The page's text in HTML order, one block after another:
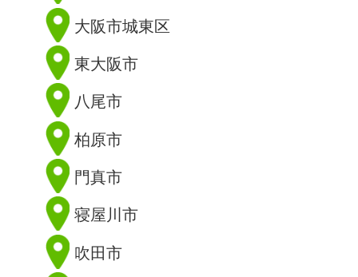
大阪市城東区
東大阪市
八尾市
柏原市
門真市
寝屋川市
吹田市